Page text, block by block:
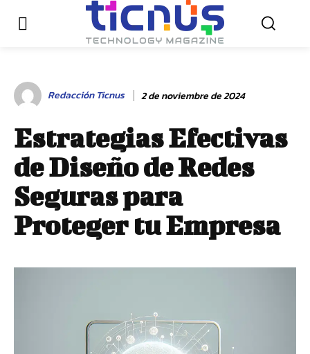
Redacción Ticnus 2 de noviembre de 2024
Estrategias Efectivas
de Diseño de Redes
Seguras para
Proteger tu Empresa